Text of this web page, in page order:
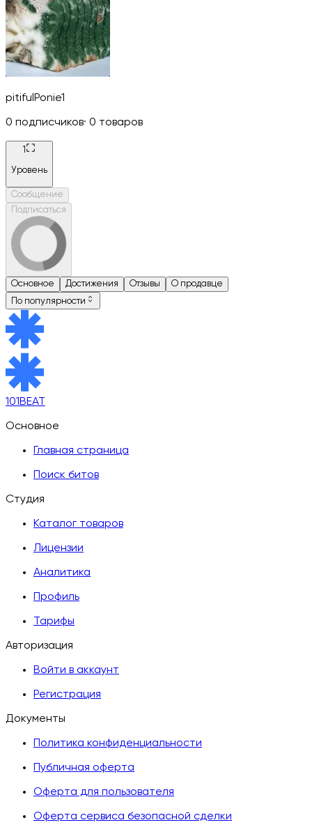
pitifulPonie1
0 подписчиков· 0 товаров
1
Уровень
Сообщение
Подписаться
Основное Достижения Отзывы
О продавце
По популярности
101BEAT
Основное
Главная страница
Поиск битов
Студия
Каталог товаров
Лицензии
Аналитика
Профиль
Тарифы
Авторизация
Войти в аккаунт
Регистрация
Документы
Политика конфиденциальности
Публичная оферта
Оферта для пользователя
Оферта сервиса безопасной сделки